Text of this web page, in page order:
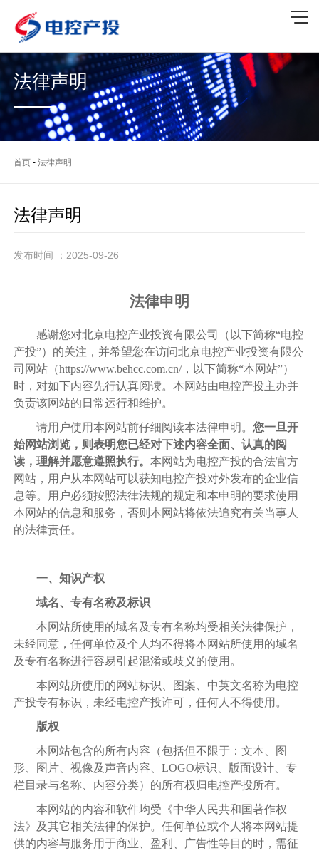
法律声明
首页 - 法律声明
法律声明
发布时间 ：2025-09-26
法律申明
感谢您对北京电控产业投资有限公司（以下简称“电控
产投”）的关注，并希望您在访问北京电控产业投资有限公
司网站（https://www.behcc.com.cn/，以下简称“本网站”）
时，对如下内容先行认真阅读。本网站由电控产投主办并
负责该网站的日常运行和维护。
请用户使用本网站前仔细阅读本法律申明。 您一旦开
始网站浏览，则表明您已经对下述内容全面、认真的阅
读，理解并愿意遵照执行。 本网站为电控产投的合法官方
网站，用户从本网站可以获知电控产投对外发布的企业信
息等。用户必须按照法律法规的规定和本申明的要求使用
本网站的信息和服务，否则本网站将依法追究有关当事人
的法律责任。
一、知识产权
域名、专有名称及标识
本网站所使用的域名及专有名称均受相关法律保护，
未经同意，任何单位及个人均不得将本网站所使用的域名
及专有名称进行容易引起混淆或歧义的使用。
本网站所使用的网站标识、图案、中英文名称为电控
产投专有标识，未经电控产投许可，任何人不得使用。
版权
本网站包含的所有内容（包括但不限于：文本、图
形、图片、视像及声音内容、 LOGO标识、版面设计、专
栏目录与名称、内容分类）的所有权归电控产投所有。
本网站的内容和软件均受《中华人民共和国著作权
法》及其它相关法律的保护。任何单位或个人将本网站提
供的内容与服务用于商业、盈利、广告性等目的时，需征